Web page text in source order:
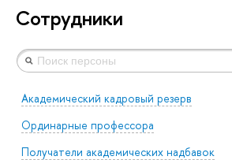
Сотрудники
Академический кадровый резерв
Ординарные профессора
Получатели академических надбавок